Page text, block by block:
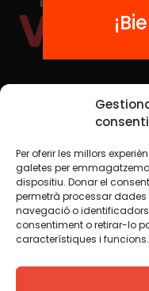
Per oferir les millors
galetes per
dispositiu. Donar el
permetrà processar
navegació o
consentiment o retirar-lo
característiques i funcions.
Redes
TWT YTB IG
Aviso legalPolítica
Creemos que el
utilizamos una